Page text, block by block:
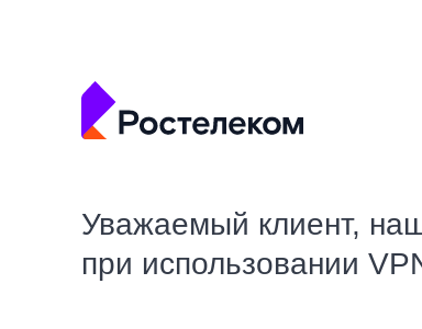
Уважаемый клиент,
при использовании